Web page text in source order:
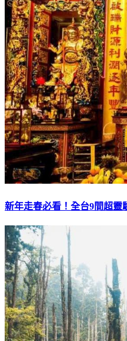
新年走春必看！全台9間超